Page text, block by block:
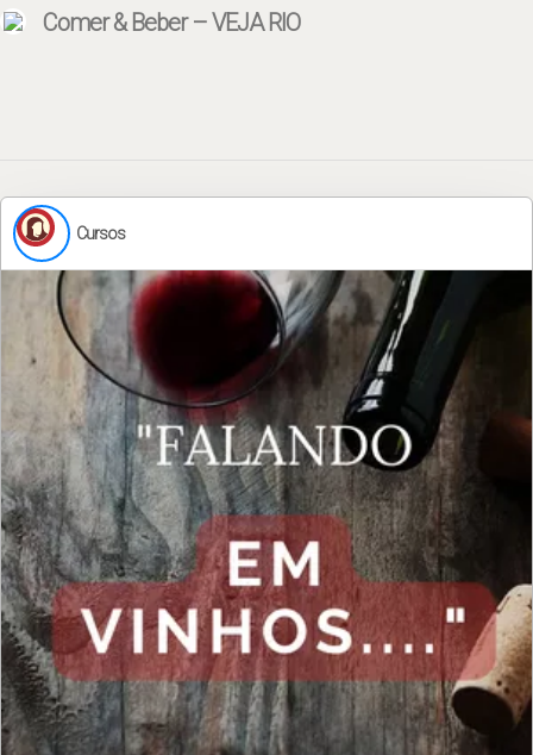
Comer & Beber – VEJA RIO
Cursos